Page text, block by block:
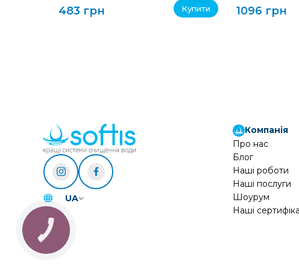
483 грн Купити 1096 грн
UA
Компанія
Про нас
Блог
Наші роботи
Наші послуги
Шоурум
Наші